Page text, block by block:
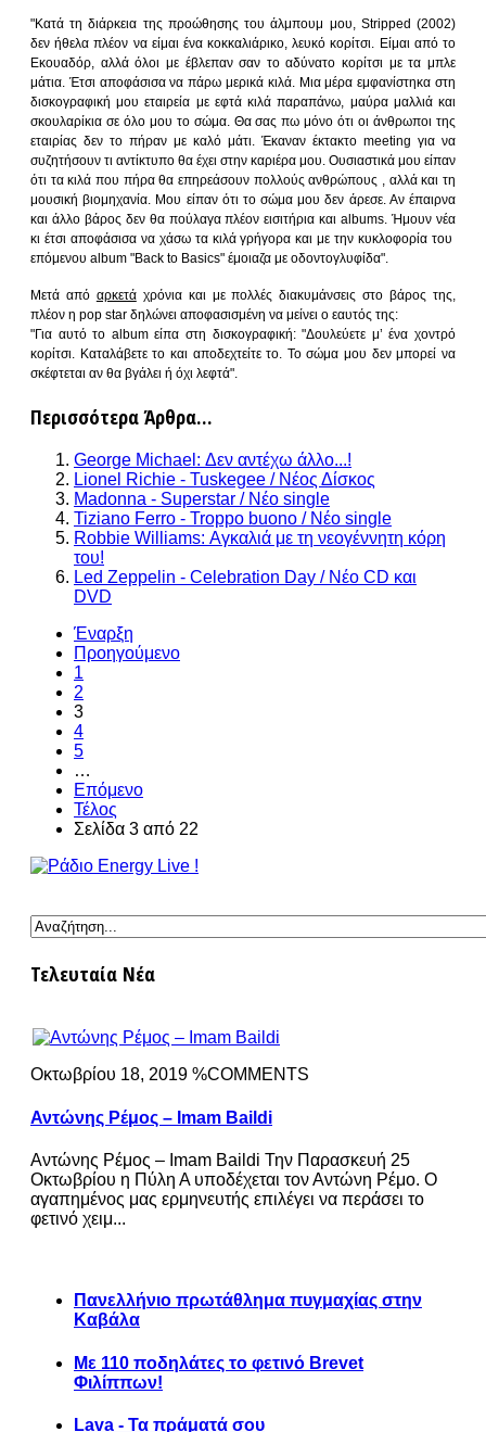
"Κατά τη διάρκεια της προώθησης του άλμπουμ μου, Stripped (2002)
δεν ήθελα πλέον να είμαι ένα κοκκαλιάρικο, λευκό κορίτσι. Είμαι από το
Εκουαδόρ, αλλά όλοι με έβλεπαν σαν το αδύνατο κορίτσι με τα μπλε
μάτια. Έτσι αποφάσισα να πάρω μερικά κιλά. Μια μέρα εμφανίστηκα στη
δισκογραφική μου εταιρεία με εφτά κιλά παραπάνω, μαύρα μαλλιά και
σκουλαρίκια σε όλο μου το σώμα. Θα σας πω μόνο ότι οι άνθρωποι της
εταιρίας δεν το πήραν με καλό μάτι. Έκαναν έκτακτο meeting για να
συζητήσουν τι αντίκτυπο θα έχει στην καριέρα μου. Ουσιαστικά μου είπαν
ότι τα κιλά που πήρα θα επηρεάσουν πολλούς ανθρώπους , αλλά και τη
μουσική βιομηχανία. Μου είπαν ότι το σώμα μου δεν άρεσε. Αν έπαιρνα
και άλλο βάρος δεν θα πούλαγα πλέον εισιτήρια και albums. Ήμουν νέα
κι έτσι αποφάσισα να χάσω τα κιλά γρήγορα και με την κυκλοφορία του
επόμενου album "Back to Basics" έμοιαζα με οδοντογλυφίδα".
Μετά από αρκετάχρόνια και με πολλές διακυμάνσεις στο βάρος της,
πλέον η pop star δηλώνει αποφασισμένη να μείνει ο εαυτός της:
"Για αυτό το album είπα στη δισκογραφική: "Δουλεύετε μ’ ένα χοντρό
κορίτσι. Καταλάβετε το και αποδεχτείτε το. Το σώμα μου δεν μπορεί να
σκέφτεται αν θα βγάλει ή όχι λεφτά".
Περισσότερα Άρθρα...
George Michael: Δεν αντέχω άλλο...!
Lionel Richie - Tuskegee / Νέος Δίσκος
Madonna - Superstar / Νέο single
Tiziano Ferro - Troppo buono / Νέο single
Robbie Williams: Αγκαλιά με τη νεογέννητη κόρη
του!
Led Zeppelin - Celebration Day / Νέο CD και
DVD
Έναρξη
Προηγούμενο
1
2
3
4
5
…
Επόμενο
Τέλος
Σελίδα 3 από 22
Τελευταία Νέα
Οκτωβρίου 18, 2019 %COMMENTS
Αντώνης Ρέμος – Imam Baildi
Αντώνης Ρέμος – Imam Baildi Την Παρασκευή 25
Οκτωβρίου η Πύλη Α υποδέχεται τον Αντώνη Ρέμο. Ο
αγαπημένος μας ερμηνευτής επιλέγει να περάσει το
φετινό χειμ...
Πανελλήνιο πρωτάθλημα πυγμαχίας στην
Καβάλα
Με 110 ποδηλάτες το φετινό Brevet
Φιλίππων!
Lava - Τα πράματά σου